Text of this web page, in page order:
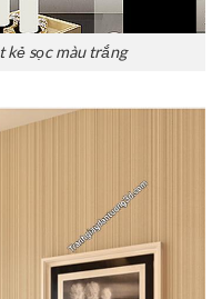
kẻ sọc màu trắng